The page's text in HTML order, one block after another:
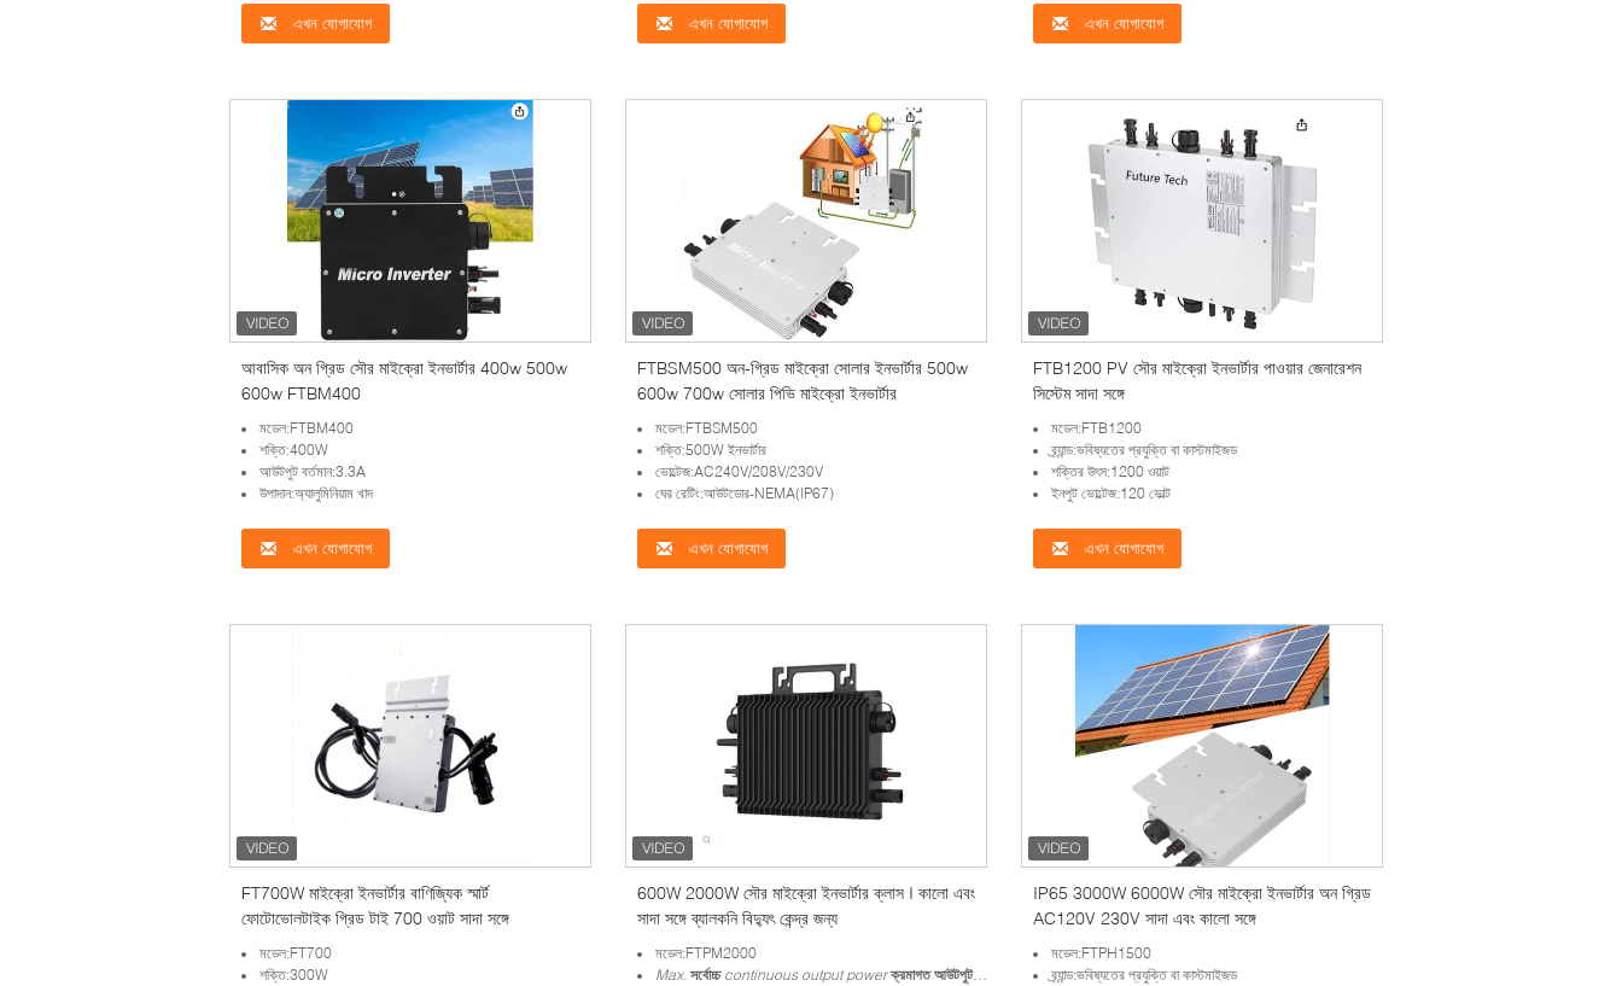
এখন যোগাযোগ এখন যোগাযোগ এখন যোগাযোগ
আবাসিক অন গ্রিড সৌর মাইক্রো ইনভার্টার 400w 500w
600w FTBM400
মডেল:FTBM400
শক্তি:400W
আউটপুট বর্তমান:3.3A
উপাদান:অ্যালুমিনিয়াম খাদ
এখন যোগাযোগ
FTBSM500 অন-গ্রিড মাইক্রো সোলার ইনভার্টার 500w
600w 700w সোলার পিভি মাইক্রো ইনভার্টার
মডেল:FTBSM500
শক্তি:500W ইনভার্টার
ভোল্টেজ:AC240V/208V/230V
ঘের রেটিং:আউটডোর-NEMA(IP67)
এখন যোগাযোগ
FTB1200 PV সৌর মাইক্রো ইনভার্টার পাওয়ার জেনারেশন
সিস্টেম সাদা সঙ্গে
মডেল:FTB1200
ব্র্যান্ড:ভবিষ্যতের প্রযুক্তি বা কাস্টমাইজড
শক্তির উৎস:1200 ওয়াট
ইনপুট ভোল্টেজ:120 ভোল্ট
এখন যোগাযোগ
FT700W মাইক্রো ইনভার্টার বাণিজ্যিক স্মার্ট
ফোটোভোলটাইক গ্রিড টাই 700 ওয়াট সাদা সঙ্গে
মডেল:FT700
শক্তি:300W
600W 2000W সৌর মাইক্রো ইনভার্টার ক্লাস I কালো এবং
সাদা সঙ্গে ব্যালকনি বিদ্যুৎ কেন্দ্র জন্য
মডেল:FTPM2000
Max. সর্বোচ্চ continuous output power ক্রমাগত আউটপুট শক্তি
:২০০০ ওয়াট
IP65 3000W 6000W সৌর মাইক্রো ইনভার্টার অন গ্রিড
AC120V 230V সাদা এবং কালো সঙ্গে
মডেল:FTPH1500
ব্র্যান্ড:ভবিষ্যতের প্রযুক্তি বা কাস্টমাইজড